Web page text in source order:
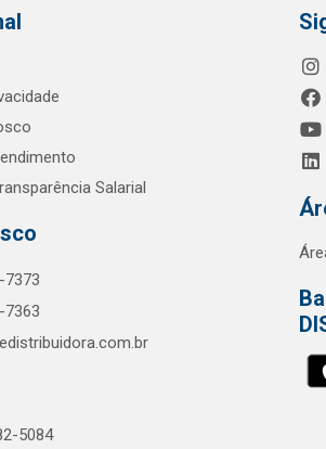
Salarial
7373
7363
5084